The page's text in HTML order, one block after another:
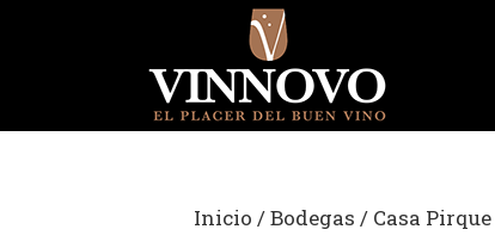
Inicio /Bodegas / Casa Pirque